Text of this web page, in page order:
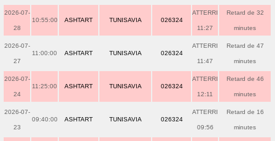
2026-07-
28
10:55:00 ASHTART TUNISAVIA 026324
ATTERRI
11:27
Retard de 32
minutes
2026-07-
27
11:00:00 ASHTART TUNISAVIA 026324
ATTERRI
11:47
Retard de 47
minutes
2026-07-
24
11:25:00 ASHTART TUNISAVIA 026324
ATTERRI
12:11
Retard de 46
minutes
2026-07-
23
09:40:00 ASHTART TUNISAVIA 026324
ATTERRI
09:56
Retard de 16
minutes